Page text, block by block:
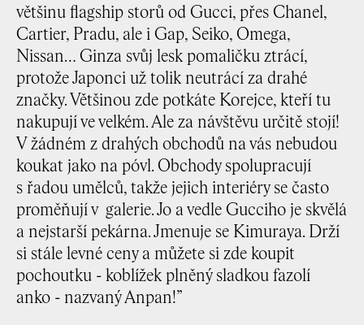
většinu flagship storů od Gucci, přes Chanel,
Cartier, Pradu, ale i Gap, Seiko, Omega,
Nissan… Ginza svůj lesk pomaličku ztrácí,
protože Japonci už tolik neutrácí za drahé
značky. Většinou zde potkáte Korejce, kteří tu
nakupují ve velkém. Ale za návštěvu určitě stojí!
V žádném z drahých obchodů na vás nebudou
koukat jako na póvl. Obchody spolupracují
s řadou umělců, takže jejich interiéry se často
proměňují v galerie. Jo a vedle Gucciho je skvělá
a nejstarší pekárna. Jmenuje se Kimuraya. Drží
si stále levné ceny a můžete si zde koupit
pochoutku - koblížek plněný sladkou fazolí
anko - nazvaný Anpan!”